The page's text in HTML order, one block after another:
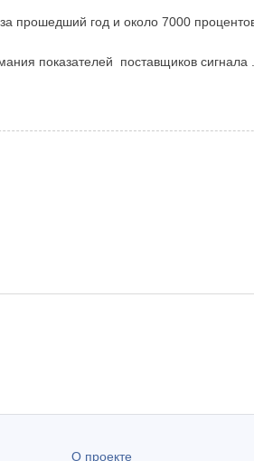
прошедший год и около 7000
показателей поставщиков сигнала .
О проекте